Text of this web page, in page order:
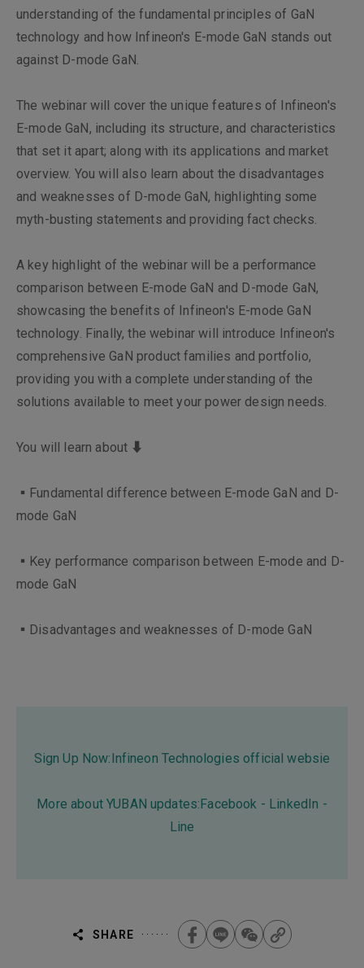
understanding of the fundamental principles of GaN
technology and how Infineon's E-mode GaN stands out
against D-mode GaN.
The webinar will cover the unique features of Infineon's
E-mode GaN, including its structure, and characteristics
that set it apart; along with its applications and market
overview. You will also learn about the disadvantages
and weaknesses of D-mode GaN, highlighting some
myth-busting statements and providing fact checks.
A key highlight of the webinar will be a performance
comparison between E-mode GaN and D-mode GaN,
showcasing the benefits of Infineon's E-mode GaN
technology. Finally, the webinar will introduce Infineon's
comprehensive GaN product families and portfolio,
providing you with a complete understanding of the
solutions available to meet your power design needs.
You will learn about ⬇
▪Fundamental difference between E-mode GaN and D-
mode GaN
▪Key performance comparison between E-mode and D-
mode GaN
▪Disadvantages and weaknesses of D-mode GaN
Sign Up Now:Infineon Technologies official websie
More about YUBAN updates:Facebook - LinkedIn -
Line
SHARE